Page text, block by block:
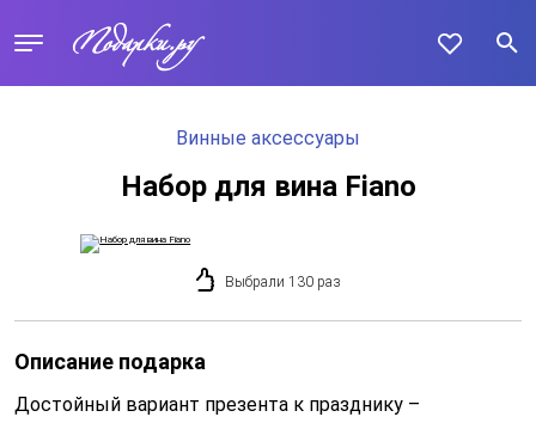
Винные аксессуары
Набор для вина Fiano
Выбрали 130 раз
Описание подарка
Достойный вариант презента к празднику –